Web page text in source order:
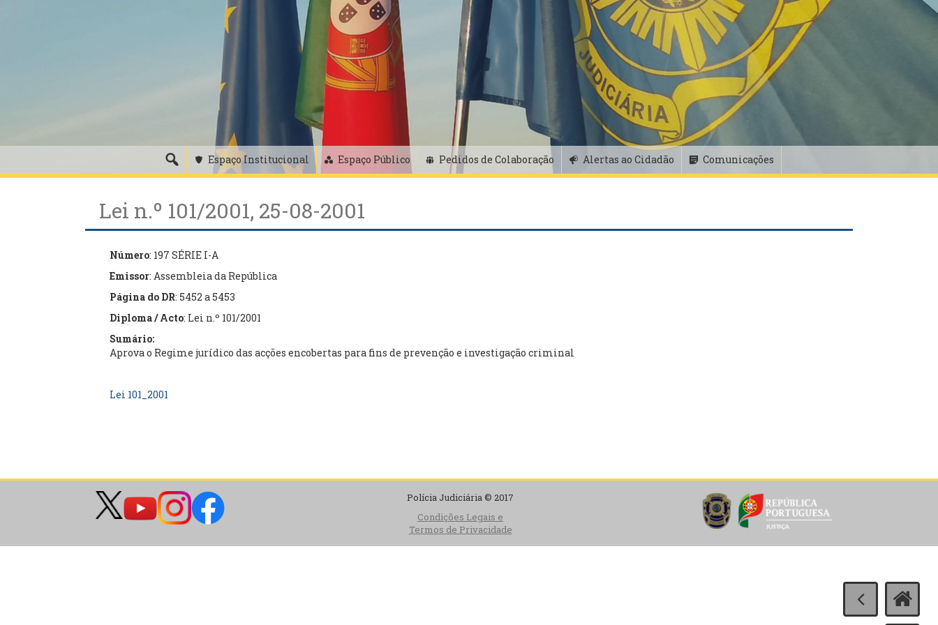
Espaço Institucional Espaço Público Pedidos de Colaboração Alertas ao Cidadão Comunicações
Lei n.º 101/2001, 25-08-2001
Número: 197 SÉRIE I-A
Emissor: Assembleia da República
Página do DR: 5452 a 5453
Diploma / Acto: Lei n.º 101/2001
Sumário:
Aprova o Regime jurídico das acções encobertas para fins de prevenção e investigação criminal
Lei 101_2001
Polícia Judiciária © 2017
Condições Legais e
Termos de Privacidade